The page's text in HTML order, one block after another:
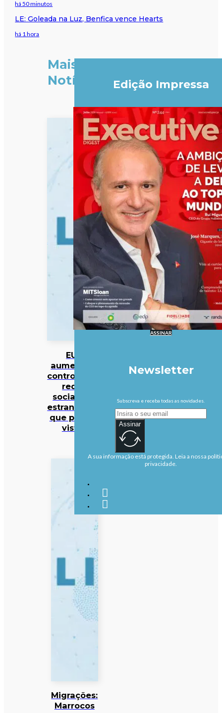
há 50 minutos
LE: Goleada na Luz, Benfica vence Hearts
há 1 hora
Mais
Notícias
EUA
aumentam
controlo das
redes
sociais de
estrangeiros
que pedem
vistos
Migrações:
Marrocos
Edição Impressa
ASSINAR
Newsletter
Subscreva e receba todas as novidades.
Assinar
A sua informação está protegida. Leia a nossa
privacidade.